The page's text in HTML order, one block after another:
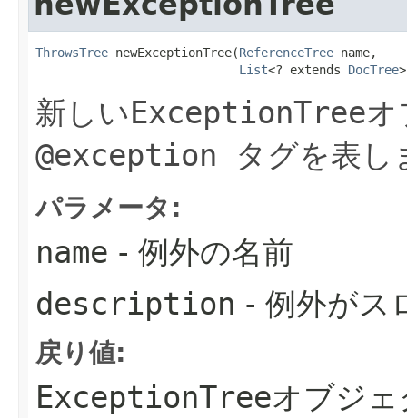
ThrowsTree newExceptionTree​(ReferenceTree name,
List<? extends DocTree
新しいExceptionTreeオ
@exception タグを表し
パラメータ:
name - 例外の名前
description - 例外がス
戻り値:
ExceptionTreeオブジ